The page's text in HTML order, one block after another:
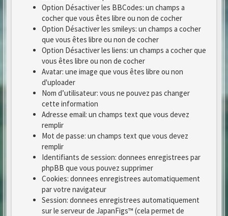
Option Désactiver les BBCodes: un champs a
cocher que vous êtes libre ou non de cocher
Option Désactiver les smileys: un champs a cocher
que vous êtes libre ou non de cocher
Option Désactiver les liens: un champs a cocher que
vous êtes libre ou non de cocher
Avatar: une image que vous êtes libre ou non
d'uploader
Nom d’utilisateur: vous ne pouvez pas changer
cette information
Adresse email: un champs text que vous devez
remplir
Mot de passe: un champs text que vous devez
remplir
Identifiants de session: donnees enregistrees par
phpBB que vous pouvez supprimer
Cookies: donnees enregistrees automatiquement
par votre navigateur
Session: donnees enregistrees automatiquement
sur le serveur de JapanFigs™ (cela permet de